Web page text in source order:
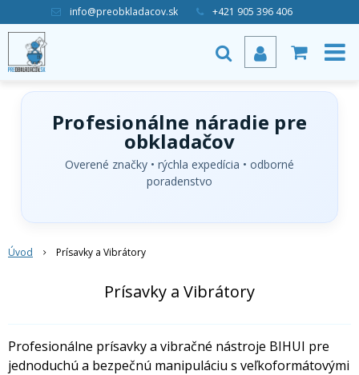
info@preobkladacov.sk +421 905 396 406
Profesionálne náradie pre
obkladačov
Overené značky • rýchla expedícia • odborné
poradenstvo
Úvod Prísavky a Vibrátory
Prísavky a Vibrátory
Profesionálne prísavky a vibračné nástroje BIHUI pre
jednoduchú a bezpečnú manipuláciu s veľkoformátovými